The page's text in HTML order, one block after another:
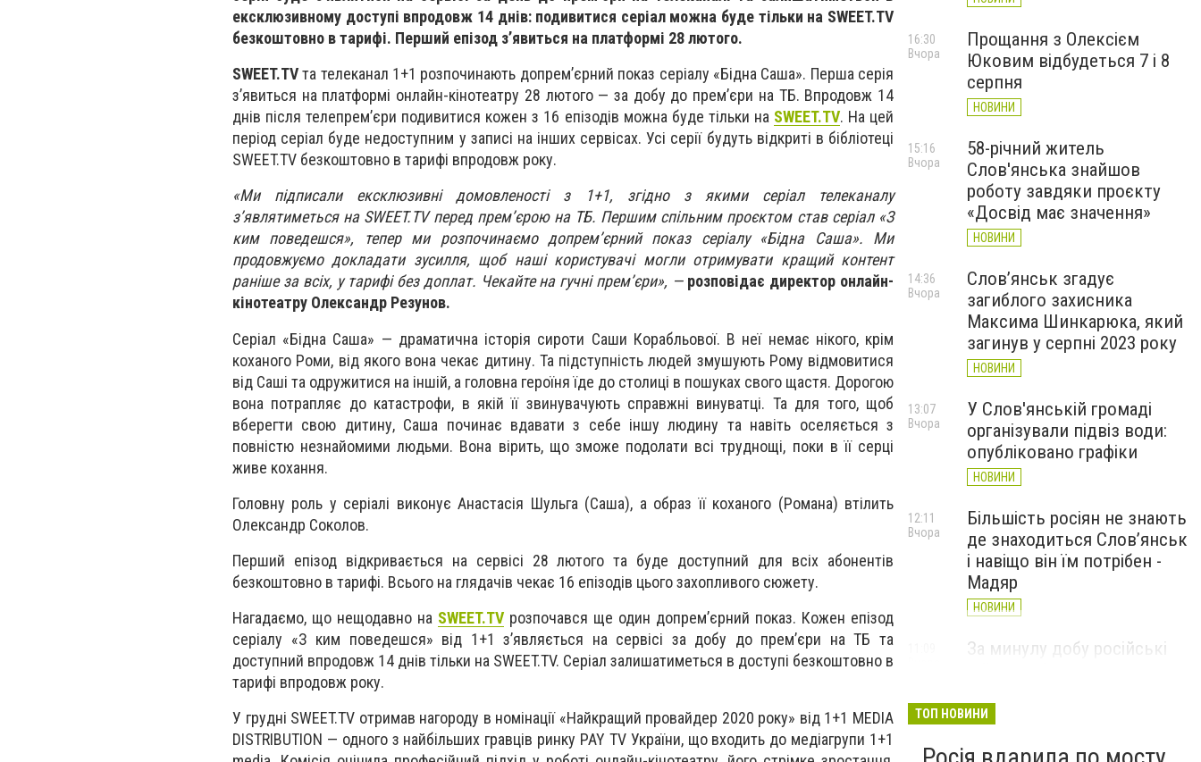
ексклюзивному доступі впродовж 14 днів: подивитися серіал можна буде тільки на SWEET.TV
безкоштовно в тарифі. Перший епізод з’явиться на платформі 28 лютого.
SWEET.TVта телеканал 1+1 розпочинають допрем’єрний показ серіалу «Бідна Саша». Перша серія
з’явиться на платформі онлайн-кінотеатру 28 лютого — за добу до прем’єри на ТБ. Впродовж 14
днів після телепрем’єри подивитися кожен з 16 епізодів можна буде тільки на SWEET.TV. На цей
період серіал буде недоступним у записі на інших сервісах. Усі серії будуть відкриті в бібліотеці
SWEET.TV безкоштовно в тарифі впродовж року.
«Ми підписали ексклюзивні домовленості з 1+1, згідно з якими серіал телеканалу
з’являтиметься на SWEET.TV перед прем’єрою на ТБ. Першим спільним проєктом став серіал «З
ким поведешся», тепер ми розпочинаємо допрем’єрний показ серіалу «Бідна Саша». Ми
продовжуємо докладати зусилля, щоб наші користувачі могли отримувати кращий контент
раніше за всіх, у тарифі без доплат. Чекайте на гучні прем’єри», — розповідає директор онлайн-
кінотеатру Олександр Резунов.
Серіал «Бідна Саша» — драматична історія сироти Саши Корабльової. В неї немає нікого, крім
коханого Роми, від якого вона чекає дитину. Та підступність людей змушують Рому відмовитися
від Саші та одружитися на іншій, а головна героїня їде до столиці в пошуках свого щастя. Дорогою
вона потрапляє до катастрофи, в якій її звинувачують справжні винуватці. Та для того, щоб
вберегти свою дитину, Саша починає вдавати з себе іншу людину та навіть оселяється з
повністю незнайомими людьми. Вона вірить, що зможе подолати всі труднощі, поки в її серці
живе кохання.
Головну роль у серіалі виконує Анастасія Шульга (Саша), а образ її коханого (Романа) втілить
Олександр Соколов.
Перший епізод відкривається на сервісі 28 лютого та буде доступний для всіх абонентів
безкоштовно в тарифі. Всього на глядачів чекає 16 епізодів цього захопливого сюжету.
Нагадаємо, що нещодавно на SWEET.TV розпочався ще один допрем’єрний показ. Кожен епізод
серіалу «З ким поведешся» від 1+1 з’являється на сервісі за добу до прем’єри на ТБ та
доступний впродовж 14 днів тільки на SWEET.TV. Серіал залишатиметься в доступі безкоштовно в
тарифі впродовж року.
У грудні SWEET.TV отримав нагороду в номінації «Найкращий провайдер 2020 року» від 1+1 MEDIA
DISTRIBUTION — одного з найбільших гравців ринку PAY TV України, що входить до медіагрупи 1+1
Прощання з Олексієм
Юковим відбудеться 7 і 8
серпня
НОВИНИ
16:30
Вчора
58-річний житель
Слов'янська знайшов
роботу завдяки проєкту
«Досвід має значення»
НОВИНИ
15:16
Вчора
Слов’янськ згадує
загиблого захисника
Максима Шинкарюка, який
загинув у серпні 2023 року
НОВИНИ
14:36
Вчора
У Слов'янській громаді
організували підвіз води:
опубліковано графіки
НОВИНИ
13:07
Вчора
Більшість росіян не знають
де знаходиться Слов’янськ
і навіщо він їм потрібен -
Мадяр
НОВИНИ
12:11
Вчора
За минулу добу російські
великої війни: 6 серпня
ТОП НОВИНИ